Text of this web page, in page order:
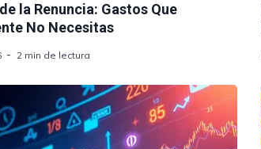
la Renuncia: Gastos Que
No Necesitas
2 min de lectura